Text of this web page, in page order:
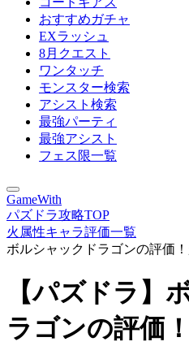
おすすめガチャ
EXラッシュ
8月クエスト
ワンタッチ
モンスター検索
アシスト検索
最強パーティ
最強アシスト
フェス限一覧
GameWith
パズドラ攻略TOP
火属性キャラ評価一覧
ボルシャックドラゴンの評価
【パズドラ】
ラゴンの評価